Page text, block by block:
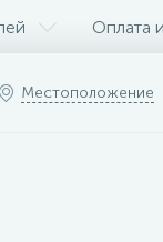
Оплата
Местоположение